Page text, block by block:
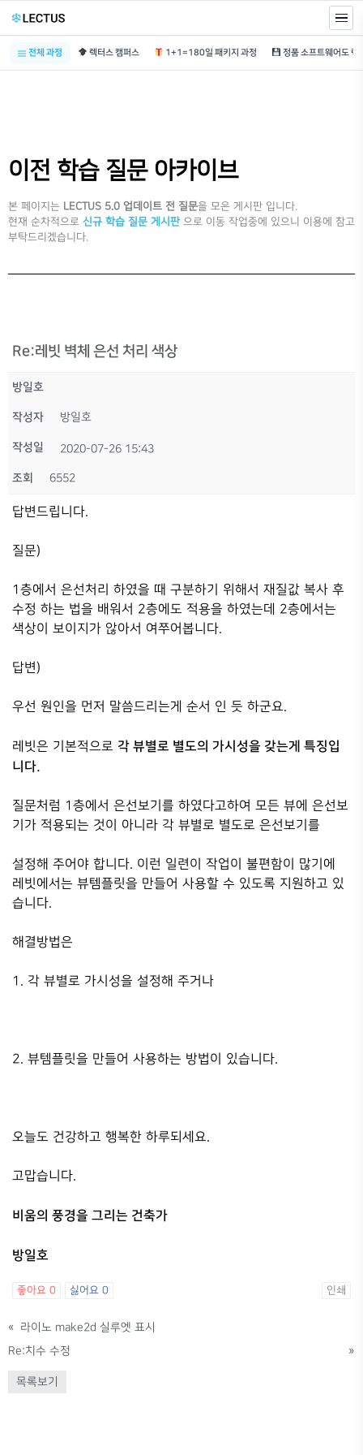
전체 과정 렉터스 캠퍼스 1+1=180일 패키지 과정
이전 학습 질문 아카이브
본 페이지는 LECTUS 5.0 업데이트 전 질문을 모은 게시판 입니다.
현재 순차적으로 신규 학습 질문 게시판 으로 이동 작업중에 있으니 이용에 참고
부탁드리겠습니다.
Re:레빗 벽체 은선 처리 색상
방일호
작성자 방일호
작성일 2020-07-26 15:43
조회 6552
답변드립니다.
질문)
1층에서 은선처리 하였을 때 구분하기 위해서 재질값 복사 후
수정 하는 법을 배워서 2층에도 적용을 하였는데 2층에서는
색상이 보이지가 않아서 여쭈어봅니다.
답변)
우선 원인을 먼저 말씀드리는게 순서 인 듯 하군요.
레빗은 기본적으로 각 뷰별로 별도의 가시성을 갖는게 특징입
니다.
질문처럼 1층에서 은선보기를 하였다고하여 모든 뷰에 은선보
기가 적용되는 것이 아니라 각 뷰별로 별도로 은선보기를
설정해 주어야 합니다. 이런 일련이 작업이 불편함이 많기에
레빗에서는 뷰템플릿을 만들어 사용할 수 있도록 지원하고 있
습니다.
해결방법은
1. 각 뷰별로 가시성을 설정해 주거나
2. 뷰템플릿을 만들어 사용하는 방법이 있습니다.
오늘도 건강하고 행복한 하루되세요.
고맙습니다.
비움의 풍경을 그리는 건축가
방일호
좋아요 0 싫어요 0 인쇄
« 라이노 make2d 실루엣 표시
Re:치수 수정
»
목록보기